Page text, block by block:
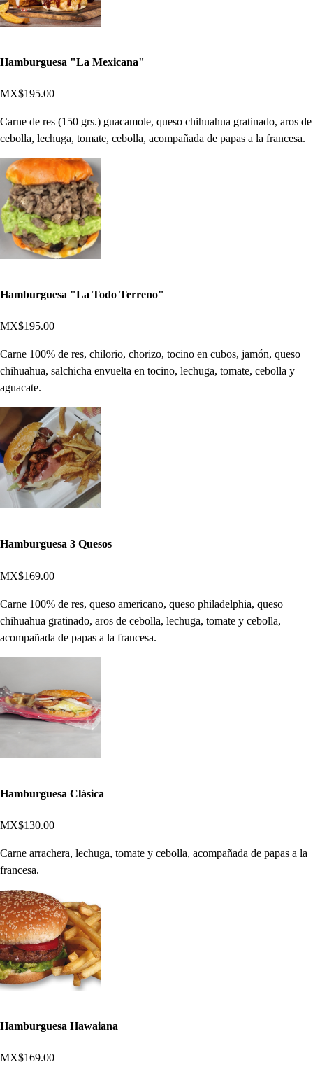
Hamburguesa "La Mexicana"
MX$195.00
Carne de res (150 grs.) guacamole, queso chihuahua gratinado, aros de
cebolla, lechuga, tomate, cebolla, acompañada de papas a la francesa.
Hamburguesa "La Todo Terreno"
MX$195.00
Carne 100% de res, chilorio, chorizo, tocino en cubos, jamón, queso
chihuahua, salchicha envuelta en tocino, lechuga, tomate, cebolla y
aguacate.
Hamburguesa 3 Quesos
MX$169.00
Carne 100% de res, queso americano, queso philadelphia, queso
chihuahua gratinado, aros de cebolla, lechuga, tomate y cebolla,
acompañada de papas a la francesa.
Hamburguesa Clásica
MX$130.00
Carne arrachera, lechuga, tomate y cebolla, acompañada de papas a la
francesa.
Hamburguesa Hawaiana
MX$169.00